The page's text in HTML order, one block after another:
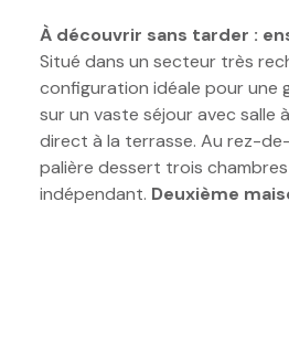
À découvrir sans tarder :
Situé dans un secteur très
configuration idéale pour une
sur un vaste séjour avec salle
direct à la terrasse. Au rez-
palière dessert trois chambres
indépendant. Deuxième
tout sur un terrain clos et